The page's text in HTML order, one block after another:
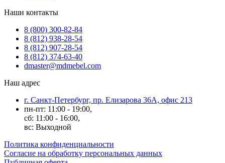
Наши контакты
8 (800) 300-82-84
8 (812) 938-28-54
8 (812) 907-28-54
8 (812) 374-63-40
dmaster@mdmebel.com
Наш адрес
г. Санкт-Петербург, пр. Елизарова 36А, офис 213
пн-пт: 11:00 - 19:00,
сб: 11:00 - 16:00,
вс: Выходной
Политика конфиденциальности
Согласие на обработку персональных данных